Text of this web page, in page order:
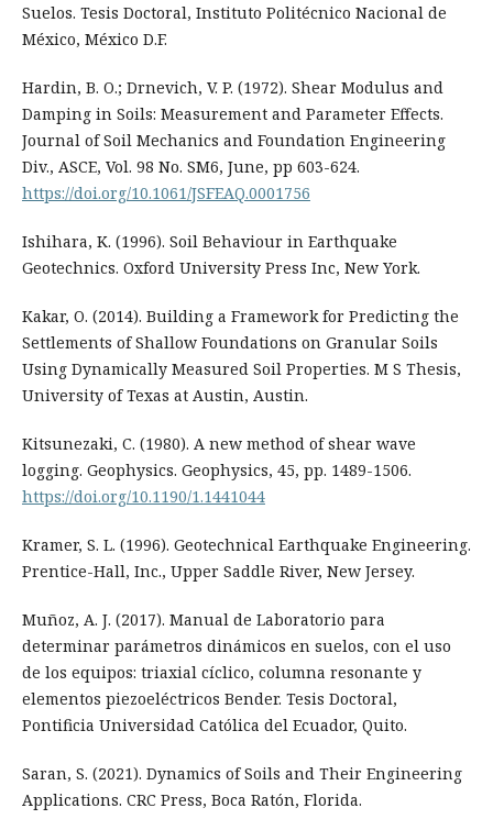
Suelos. Tesis Doctoral, Instituto Politécnico Nacional de
México, México D.F.
Hardin, B. O.; Drnevich, V. P. (1972). Shear Modulus and
Damping in Soils: Measurement and Parameter Effects.
Journal of Soil Mechanics and Foundation Engineering
Div., ASCE, Vol. 98 No. SM6, June, pp 603-624.
https://doi.org/10.1061/JSFEAQ.0001756
Ishihara, K. (1996). Soil Behaviour in Earthquake
Geotechnics. Oxford University Press Inc, New York.
Kakar, O. (2014). Building a Framework for Predicting the
Settlements of Shallow Foundations on Granular Soils
Using Dynamically Measured Soil Properties. M S Thesis,
University of Texas at Austin, Austin.
Kitsunezaki, C. (1980). A new method of shear wave
logging. Geophysics. Geophysics, 45, pp. 1489-1506.
https://doi.org/10.1190/1.1441044
Kramer, S. L. (1996). Geotechnical Earthquake Engineering.
Prentice-Hall, Inc., Upper Saddle River, New Jersey.
Muñoz, A. J. (2017). Manual de Laboratorio para
determinar parámetros dinámicos en suelos, con el uso
de los equipos: triaxial cíclico, columna resonante y
elementos piezoeléctricos Bender. Tesis Doctoral,
Pontificia Universidad Católica del Ecuador, Quito.
Saran, S. (2021). Dynamics of Soils and Their Engineering
Applications. CRC Press, Boca Ratón, Florida.